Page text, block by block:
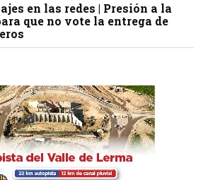
en las redes | Presión a la
que no vote la entrega de